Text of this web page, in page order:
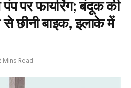
पंप पर फायरिंग; बंदूक की
से छीनी बाइक, इलाके में
Mins Read